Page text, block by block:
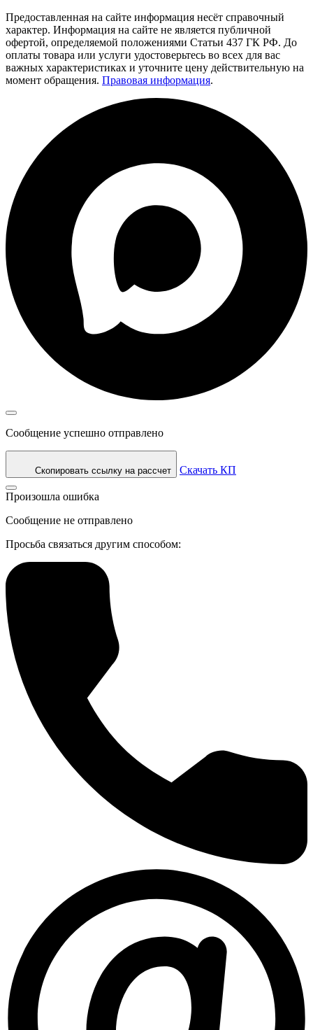
Предоставленная на сайте информация несёт справочный
характер. Информация на сайте не является публичной
офертой, определяемой положениями Статьи 437 ГК РФ. До
оплаты товара или услуги удостоверьтесь во всех для вас
важных характеристиках и уточните цену действительную на
момент обращения. Правовая информация.
Сообщение успешно отправлено
Скопировать ссылку на рассчет Скачать КП
Произошла ошибка
Сообщение не отправлено
Просьба связаться другим способом: